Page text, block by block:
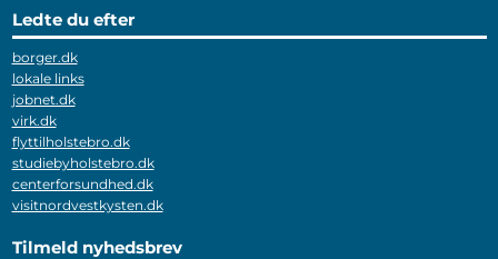
Ledte du efter
borger.dk
lokale links
jobnet.dk
virk.dk
flyttilholstebro.dk
studiebyholstebro.dk
centerforsundhed.dk
visitnordvestkysten.dk
Tilmeld nyhedsbrev